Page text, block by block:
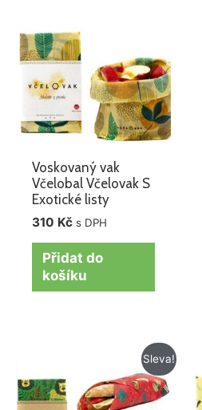
Voskovaný vak
Včelobal Včelovak S
Exotické listy
310 Kč s DPH
Přidat do
košíku
Sleva!
byla:
348 Kč.
Aktuální
cena
je:
282 Kč.